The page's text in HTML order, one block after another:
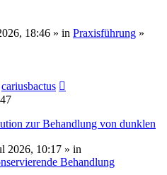
18:46 » in Praxisführung »
cariusbactus
zur Behandlung von dunklen
2026, 10:17 » in
Behandlung